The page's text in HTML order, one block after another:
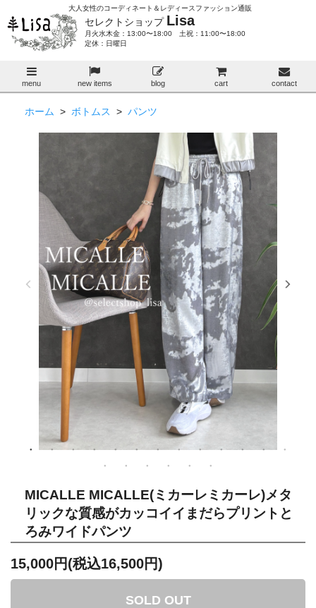
大人女性のコーディネート＆レディースファッション通販
セレクトショップ Lisa
月火水木金：13:00〜18:00 土祝：11:00〜18:00
定休：日曜日
menu new items blog cart contact
ホーム > ボトムス > パンツ
MICALLE MICALLE(ミカーレミカーレ)メタ
リックな質感がカッコイイまだらプリントと
ろみワイドパンツ
15,000円(税込16,500円)
SOLD OUT